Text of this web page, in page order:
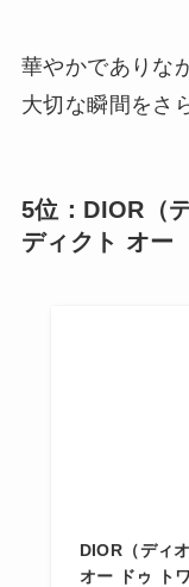
華やかでありな
大切な瞬間をさ
5位：DIOR（
ディクト オー
DIOR（ディ
オー ドゥ ト